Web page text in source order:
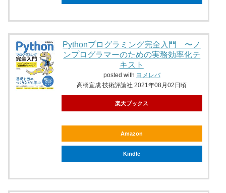
Pythonプログラミング完全入門 〜ノ
ンプログラマーのための実務効率化テ
キスト
posted with ヨメレバ
高橋宣成 技術評論社 2021年08月02日頃
楽天ブックス
Amazon
Kindle